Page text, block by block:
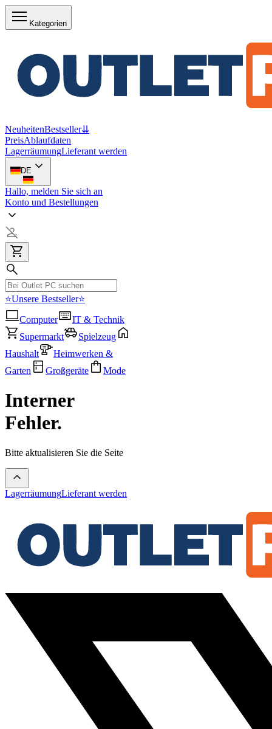
Kategorien
NeuheitenBestseller⇊
PreisAblaufdaten
LagerräumungLieferant werden
DE
Hallo, melden Sie sich an
Konto und Bestellungen
⭐Unsere Bestseller⭐
Computer
IT & Technik
Supermarkt
Spielzeug
Haushalt
Heimwerken &
Garten
Großgeräte Mode
Interner
Fehler.
Bitte aktualisieren Sie die Seite
LagerräumungLieferant werden